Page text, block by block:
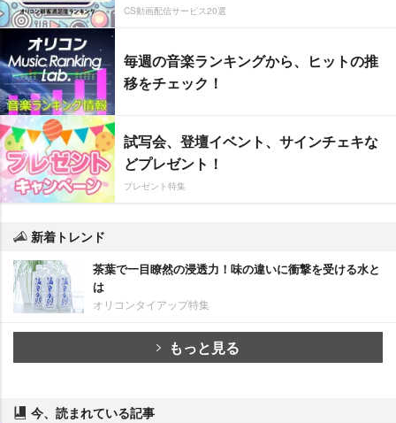
CS動画配信サービス20選
毎週の音楽ランキングから、ヒットの推
移をチェック！
試写会、登壇イベント、サインチェキな
どプレゼント！
プレゼント特集
新着トレンド
茶葉で一目瞭然の浸透力！味の違いに衝撃を受ける水と
は
オリコンタイアップ特集
もっと見る
今、読まれている記事